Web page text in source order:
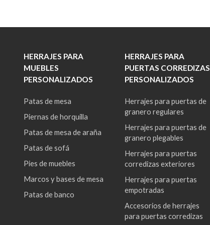
HERRAJES PARA
MUEBLES
PERSONALIZADOS
Patas de mesa
Piernas de horquilla
Patas de mesa de araña
Patas de sofá
Pies de muebles
Marcos y bases de mesa
Patas de banco
HERRAJES PARA
PUERTAS CORREDIZAS
PERSONALIZADOS
Herrajes para puertas de
granero regulares
Herrajes para puertas de
granero plegables
Herrajes para puertas
corredizas exteriores
Herrajes para puertas
empotradas
Accesorios de herrajes
para puertas corredizas